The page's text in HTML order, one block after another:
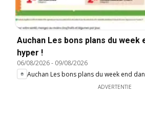
Auchan Les bons plans du week
hyper !
06/08/2026- 09/08/2026
Auchan Les bons plans du week end
ADVERTENTIE